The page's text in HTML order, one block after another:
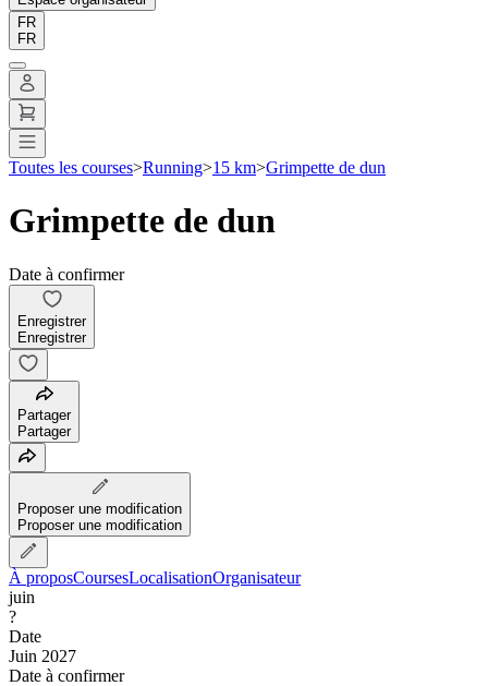
FR
FR
Toutes les courses>Running>15 km>Grimpette de dun
Grimpette de dun
Date à confirmer
Enregistrer
Enregistrer
Partager
Partager
Proposer une modification
Proposer une modification
À proposCoursesLocalisationOrganisateur
juin
?
Date
Juin 2027
Date à confirmer